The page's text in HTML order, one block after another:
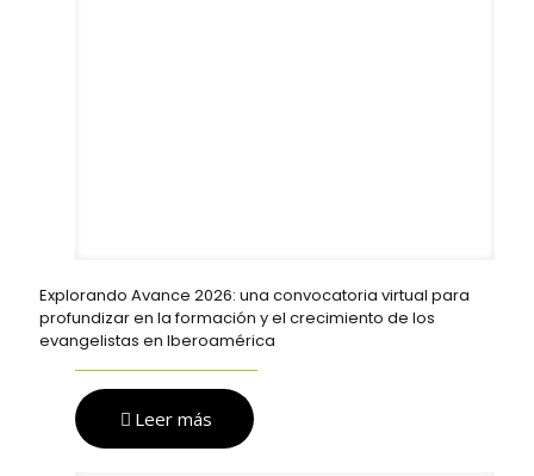
Explorando Avance 2026: una convocatoria virtual para
profundizar en la formación y el crecimiento de los
evangelistas en Iberoamérica
Leer más